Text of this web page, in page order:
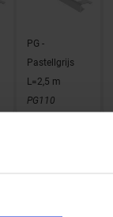
PG -
Pastellgrijs
L=2,5 m
PG110